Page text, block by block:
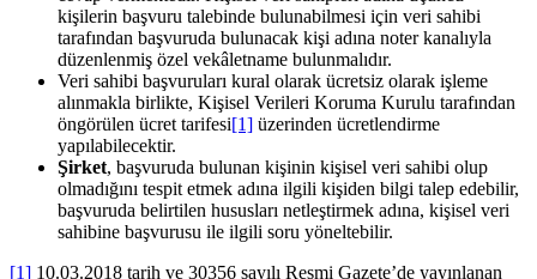
kişilerin başvuru talebinde bulunabilmesi için veri sahibi
tarafından başvuruda bulunacak kişi adına noter kanalıyla
düzenlenmiş özel vekâletname bulunmalıdır.
Veri sahibi başvuruları kural olarak ücretsiz olarak işleme
alınmakla birlikte, Kişisel Verileri Koruma Kurulu tarafından
öngörülen ücret tarifesi[1] üzerinden ücretlendirme
yapılabilecektir.
Şirket, başvuruda bulunan kişinin kişisel veri sahibi olup
olmadığını tespit etmek adına ilgili kişiden bilgi talep edebilir,
başvuruda belirtilen hususları netleştirmek adına, kişisel veri
sahibine başvurusu ile ilgili soru yöneltebilir.
[1] 10.03.2018 tarih ve 30356 sayılı Resmi Gazete’de yayınlanan